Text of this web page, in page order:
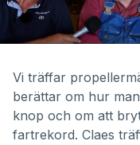
minutes,
seconds
Vi träffar
berättar om hur
knop och om att
fartrekord. Claes